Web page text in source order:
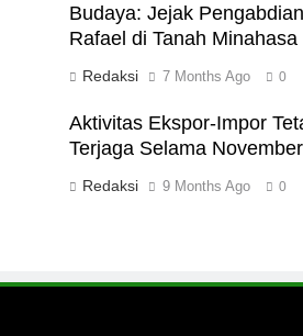
Budaya: Jejak
Rafael di Tanah Minahasa
Redaksi 7 Months Ago 0
Aktivitas Ekspor-Impor
Terjaga Selama
Redaksi 9 Months Ago 0